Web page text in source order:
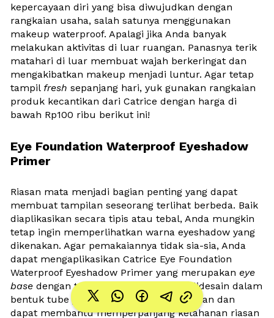
kepercayaan diri yang bisa diwujudkan dengan
rangkaian usaha, salah satunya menggunakan
makeup waterproof. Apalagi jika Anda banyak
melakukan aktivitas di luar ruangan. Panasnya terik
matahari di luar membuat wajah berkeringat dan
mengakibatkan makeup menjadi luntur. Agar tetap
tampil fresh sepanjang hari, yuk gunakan rangkaian
produk kecantikan dari Catrice dengan harga di
bawah Rp100 ribu berikut ini!
Eye Foundation Waterproof Eyeshadow
Primer
Riasan mata menjadi bagian penting yang dapat
membuat tampilan seseorang terlihat berbeda. Baik
diaplikasikan secara tipis atau tebal, Anda mungkin
tetap ingin memperlihatkan warna eyeshadow yang
dikenakan. Agar pemakaiannya tidak sia-sia, Anda
dapat mengaplikasikan Catrice Eye Foundation
Waterproof Eyeshadow Primer yang merupakan eye
base dengan tekstur krim. Produk ini didesain dalam
bentuk tube yang praktis untuk digunakan dan
dapat membantu memperpanjang ketahanan riasan